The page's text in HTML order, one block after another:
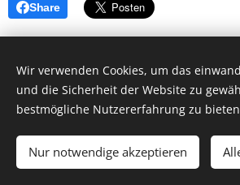
Share
Ballerrosso UG
Kleinberghofen,
Motorradreiseveranstalter
Wir verwenden Cookies, um das
und die Sicherheit der Website zu
bestmögliche Nutzererfahrung zu
Nur notwendige akzeptieren